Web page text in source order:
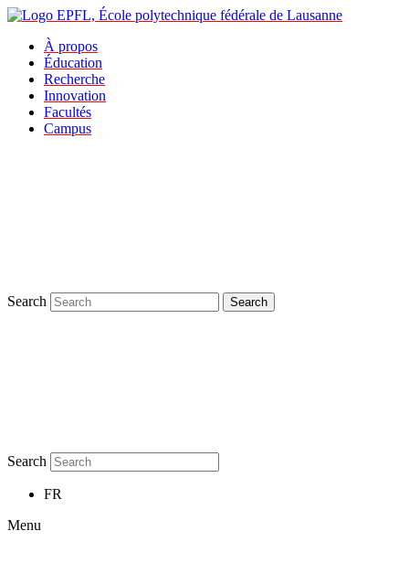
À propos
Éducation
Recherche
Innovation
Facultés
Campus
Search Search
Search
FR
Menu